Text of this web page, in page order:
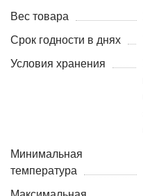
Вес товара
Срок годности в днях
Условия хранения
Минимальная
температура